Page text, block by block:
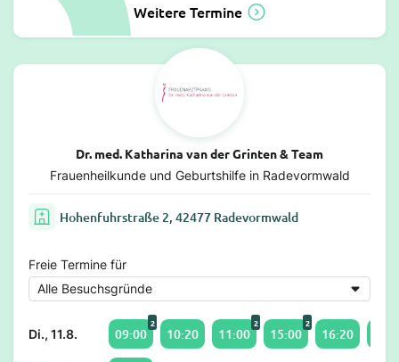
Weitere Termine
Dr. med. Katharina van der Grinten & Team
Frauenheilkunde und Geburtshilfe in Radevormwald
Hohenfuhrstraße 2, 42477 Radevormwald
Freie Termine für
Di., 11.8. 09:00
2
10:20 11:00
2
15:00
2
16:20